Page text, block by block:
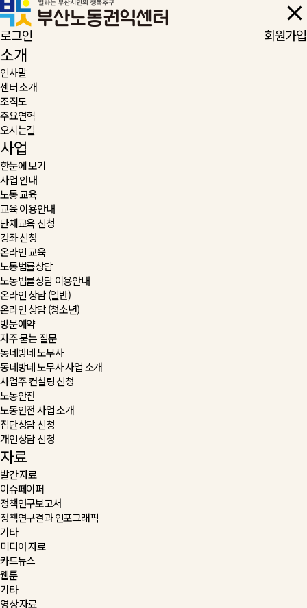
로그인 회원가입
소개
인사말
센터 소개
조직도
주요연혁
오시는길
사업
한눈에 보기
사업 안내
노동 교육
교육 이용안내
단체교육 신청
강좌 신청
온라인 교육
노동법률상담
노동법률상담 이용안내
온라인 상담 (일반)
온라인 상담 (청소년)
방문예약
자주 묻는 질문
동네방네 노무사
동네방네 노무사 사업 소개
사업주 컨설팅 신청
노동안전
노동안전 사업 소개
집단상담 신청
개인상담 신청
자료
발간 자료
이슈페이퍼
정책연구보고서
정책연구결과 인포그래픽
기타
미디어 자료
카드뉴스
웹툰
기타
영상 자료